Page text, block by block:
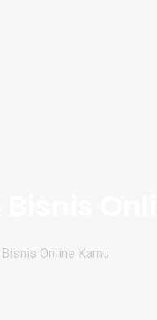
Online Kamu